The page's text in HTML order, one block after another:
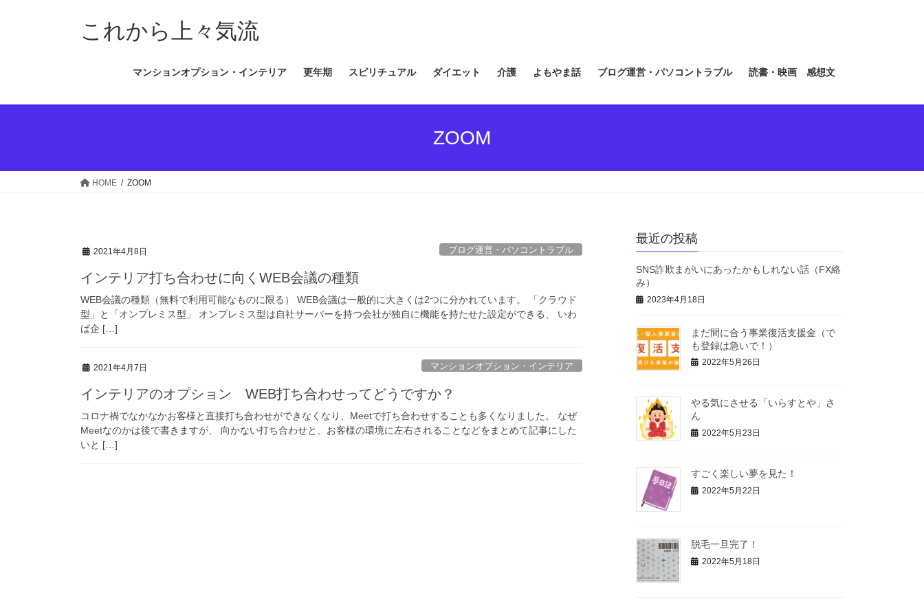
ス
ン
これから上々気流
マンションオプション・インテリア 更年期 スピリチュアル ダイエット 介護 よもやま話 ブログ運営・パソコントラブル 読書・映画 感想文
ZOOM
HOME ZOOM
2021年4月8日 ブログ運営・パソコントラブル
インテリア打ち合わせに向くWEB会議の種類
WEB会議の種類（無料で利用可能なものに限る） WEB会議は一般的に大きくは2つに分かれています。 「クラウド
型」と「オンプレミス型」 オンプレミス型は自社サーバーを持つ会社が独自に機能を持たせた設定ができる、 いわ
ば企 […]
2021年4月7日 マンションオプション・インテリア
インテリアのオプション WEB打ち合わせってどうですか？
コロナ禍でなかなかお客様と直接打ち合わせができなくなり、Meetで打ち合わせすることも多くなりました。 なぜ
Meetなのかは後で書きますが、 向かない打ち合わせと、お客様の環境に左右されることなどをまとめて記事にした
いと […]
最近の投稿
SNS詐欺まがいにあったかもしれない話（FX絡
み）
2023年4月18日
まだ間に合う事業復活支援金（で
も登録は急いで！）
2022年5月26日
やる気にさせる「いらすとや」さ
ん
2022年5月23日
すごく楽しい夢を見た！
2022年5月22日
脱毛一旦完了！
2022年5月18日